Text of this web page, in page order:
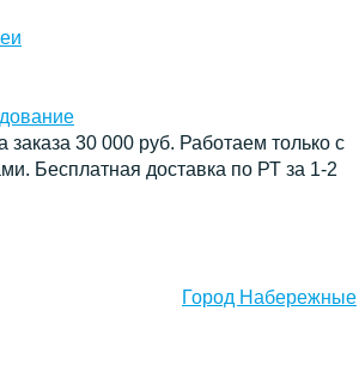
30 000 руб. Работаем только с
Бесплатная доставка по РТ за 1-2
Город Набережные